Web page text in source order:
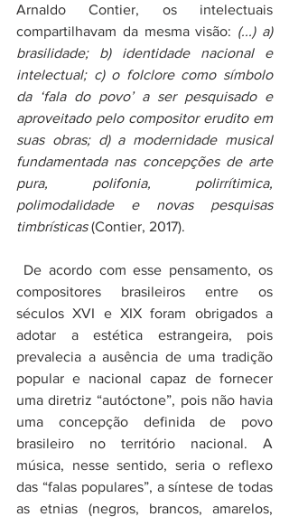
Arnaldo Contier, os intelectuais
compartilhavam da mesma visão: (...) a)
brasilidade; b) identidade nacional e
intelectual; c) o folclore como símbolo
da ‘fala do povo’ a ser pesquisado e
aproveitado pelo compositor erudito em
suas obras; d) a modernidade musical
fundamentada nas concepções de arte
pura, polifonia, polirrítimica,
polimodalidade e novas pesquisas
timbrísticas (Contier, 2017).
compositores brasileiros entre os
séculos XVI e XIX foram obrigados a
adotar a estética estrangeira, pois
prevalecia a ausência de uma tradição
popular e nacional capaz de fornecer
uma diretriz “autóctone”, pois não havia
uma concepção definida de povo
brasileiro no território nacional. A
música, nesse sentido, seria o reflexo
das “falas populares”, a síntese de todas
as etnias (negros, brancos, amarelos,